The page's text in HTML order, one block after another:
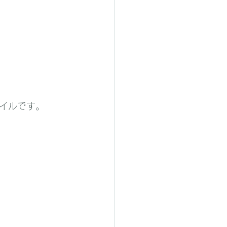
ルです。